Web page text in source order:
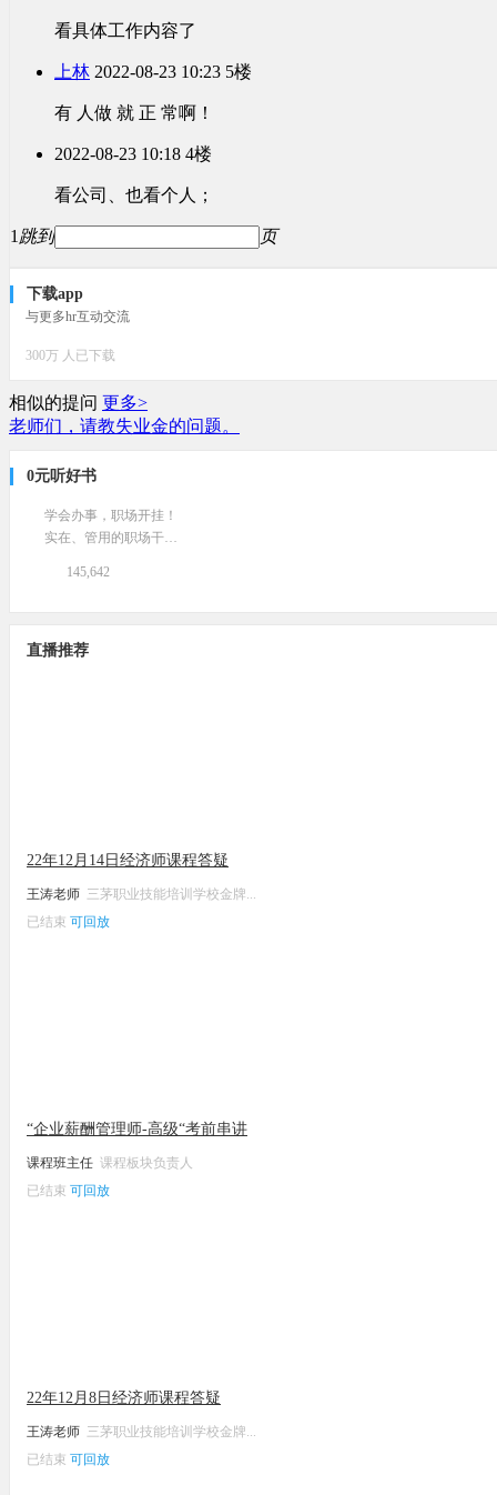
看具体工作内容了
上林 2022-08-23 10:23 5楼
有 人做 就 正 常啊！
2022-08-23 10:18 4楼
看公司、也看个人；
1 跳到 页
下载app
与更多hr互动交流
300万 人已下载
相似的提问 更多>
老师们，请教失业金的问题。
0元听好书
学会办事，职场开挂！
实在、管用的职场干货
145,642
直播推荐
22年12月14日经济师课程答疑
王涛老师 三茅职业技能培训学校金牌...
已结束 可回放
“企业薪酬管理师-高级“考前串讲
课程班主任 课程板块负责人
已结束 可回放
22年12月8日经济师课程答疑
王涛老师 三茅职业技能培训学校金牌...
已结束 可回放